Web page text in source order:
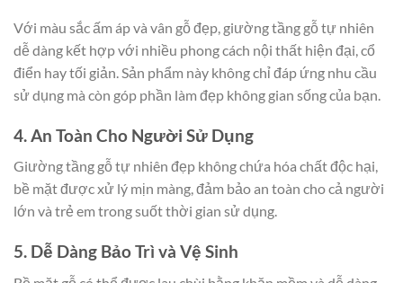
Với màu sắc ấm áp và vân gỗ đẹp, giường tầng gỗ tự nhiên
dễ dàng kết hợp với nhiều phong cách nội thất hiện đại, cổ
điển hay tối giản. Sản phẩm này không chỉ đáp ứng nhu cầu
sử dụng mà còn góp phần làm đẹp không gian sống của bạn.
4. An Toàn Cho Người Sử Dụng
Giường tầng gỗ tự nhiên đẹp không chứa hóa chất độc hại,
bề mặt được xử lý mịn màng, đảm bảo an toàn cho cả người
lớn và trẻ em trong suốt thời gian sử dụng.
5. Dễ Dàng Bảo Trì và Vệ Sinh